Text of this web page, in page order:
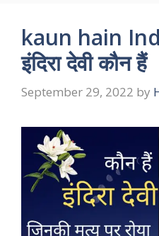
kaun hain
इंदिरा देवी कौन हैं
September 29, 2022 by